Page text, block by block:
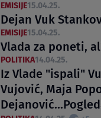
EMISIJE15.04.25.
Dejan Vuk
EMISIJE15.04.25.
Vlada za poneti,
POLITIKA14.04.25.
Iz Vlade "ispali"
Vujović, Maja